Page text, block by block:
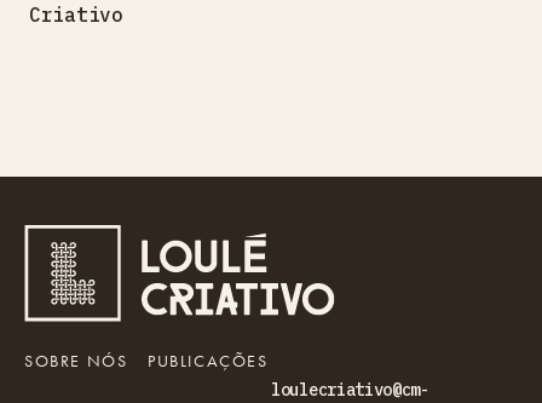
Criativo
loulecriativo@cm-
SOBRE NÓS PUBLICAÇÕES